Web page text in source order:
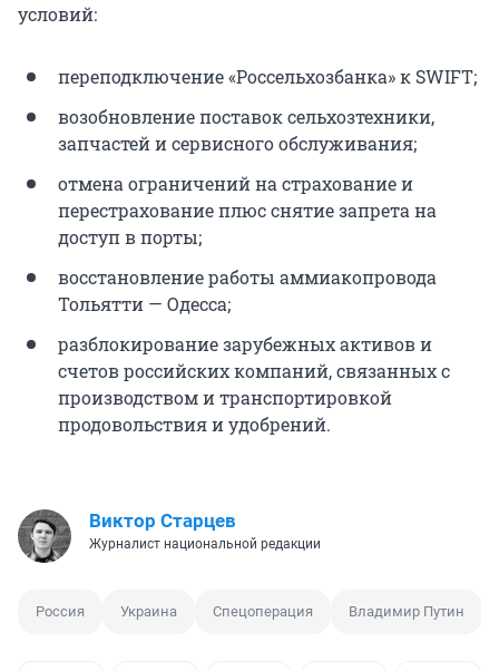
условий:
переподключение «Россельхозбанка» к SWIFT;
возобновление поставок сельхозтехники,
запчастей и сервисного обслуживания;
отмена ограничений на страхование и
перестрахование плюс снятие запрета на
доступ в порты;
восстановление работы аммиакопровода
Тольятти — Одесса;
разблокирование зарубежных активов и
счетов российских компаний, связанных с
производством и транспортировкой
продовольствия и удобрений.
Виктор Старцев
Журналист национальной редакции
Россия Украина Спецоперация Владимир Путин